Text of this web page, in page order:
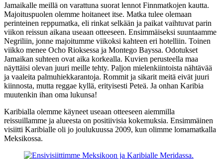
Jamaikalle meillä on varattuna suorat lennot Finnmatkojen kautta.
Majoituspuolen olemme hoitaneet itse. Matka tulee olemaan
perinteinen reppumatka, eli rinkat selkään ja paikat vaihtuvat parin
viikon reissun aikana useaan otteeseen. Ensimmäiseksi suuntaamme
Negriliin, jonne majoitumme viikoksi kahteen eri hotelliin. Toinen
viikko menee Ocho Rioksessa ja Montego Bayssa. Odotukset
Jamaikan suhteen ovat aika korkealla. Kuvien perusteella maa
näyttäisi olevan juuri meille tehty. Paljon mielenkiintoista nähtävää
ja vaaleita palmuhiekkarantoja. Rommit ja sikarit meitä eivät juuri
kiinnosta, mutta reggae kyllä, erityisesti Peteä. Ja onhan Karibia
muutenkin ihan oma lukunsa!
Karibialla olemme käyneet useaan otteeseen aiemmilla
reissuillamme ja alueesta on positiivisia kokemuksia. Ensimmäinen
visiitti Karibialle oli jo joulukuussa 2009, kun olimme lomamatkalla
Meksikossa.